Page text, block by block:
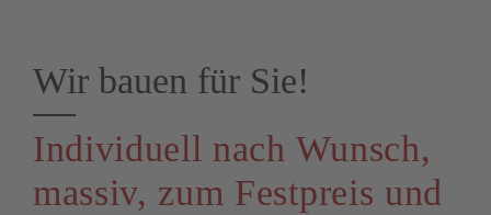
Jobs
Kontakt
Wir bauen für Sie!
Individuell nach Wunsch,
massiv, zum Festpreis und